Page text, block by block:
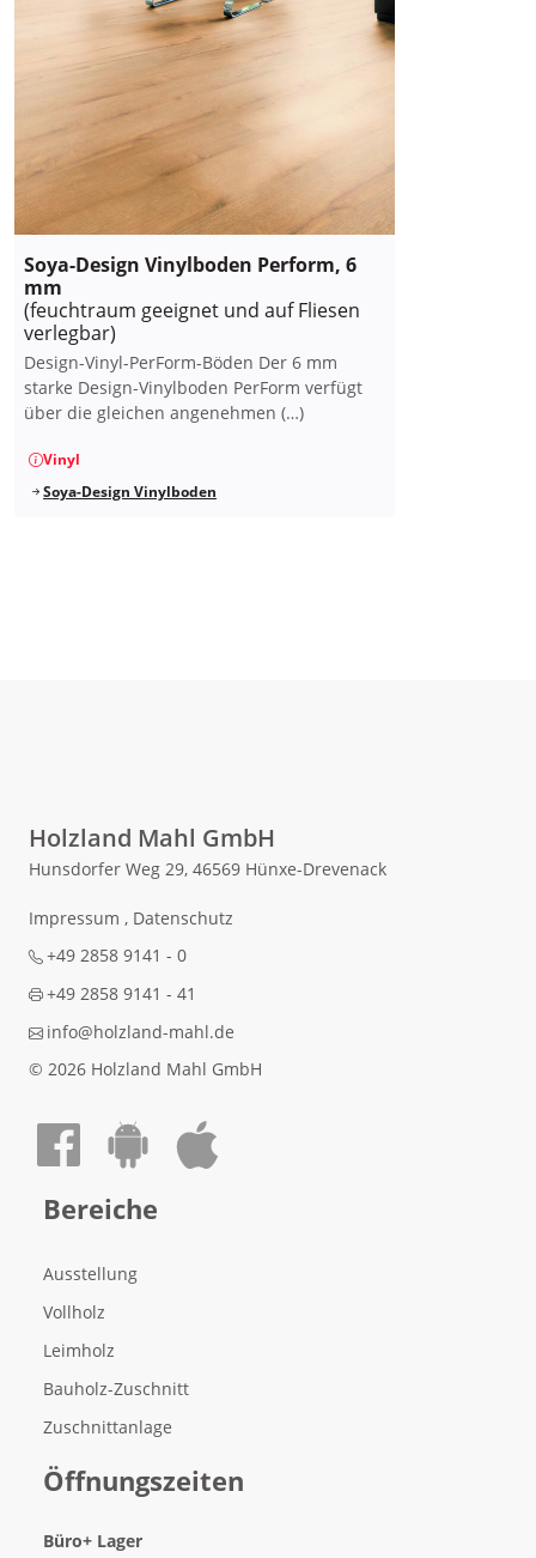
Soya-Design Vinylboden Perform, 6
mm
(feuchtraum geeignet und auf Fliesen
verlegbar)
Design-Vinyl-PerForm-Böden Der 6 mm
starke Design-Vinylboden PerForm verfügt
über die gleichen angenehmen (…)
Vinyl
Soya-Design Vinylboden
Holzland Mahl GmbH
Hunsdorfer Weg 29, 46569 Hünxe-Drevenack
Impressum , Datenschutz
+49 2858 9141 - 0
+49 2858 9141 - 41
info@holzland-mahl.de
© 2026 Holzland Mahl GmbH
Auf Facebook teilen
Android App laden
Bereiche
Ausstellung
Vollholz
Leimholz
Bauholz-Zuschnitt
Zuschnittanlage
Öffnungszeiten
Büro+ Lager